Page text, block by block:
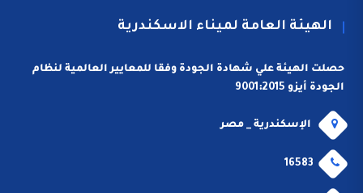
الهيئة العامة لميناء الاسكندرية
حصلت الهيئة علي شهادة الجودة وفقا للمعايير العالمية لنظام
الجودة أيزو 9001:2015
الإسكندرية _ مصر
16583